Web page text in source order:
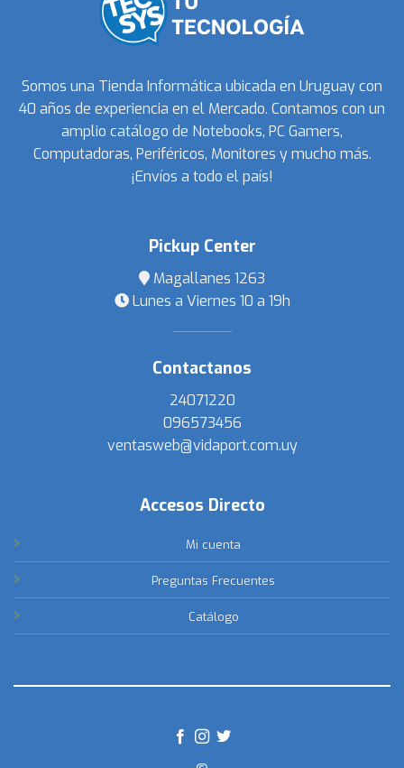
Somos una Tienda Informática ubicada en Uruguay con
40 años de experiencia en el Mercado. Contamos con un
amplio catálogo de Notebooks, PC Gamers,
Computadoras, Periféricos, Monitores y mucho más.
¡Envíos a todo el país!
Pickup Center
Magallanes 1263
Lunes a Viernes 10 a 19h
Contactanos
24071220
096573456
ventasweb@vidaport.com.uy
Accesos Directo
Mi cuenta
Preguntas Frecuentes
Catálogo